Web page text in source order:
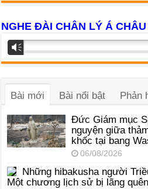
NGHE ĐÀI CHÂN LÝ Á CHÂU
Trình
phát
âm
Vm
Bài mới Bài nổi bật Phản
Đức Giám mục
nguyện giữa
khốc tại bang
06/08/2026
Những hibakusha người
Một chương lịch sử bị lãng